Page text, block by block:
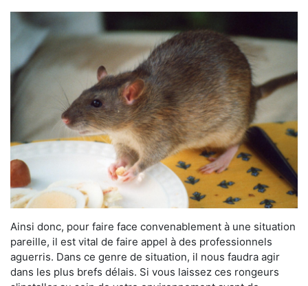
Ainsi donc, pour faire face convenablement à une situation
pareille, il est vital de faire appel à des professionnels
aguerris. Dans ce genre de situation, il nous faudra agir
dans les plus brefs délais. Si vous laissez ces rongeurs